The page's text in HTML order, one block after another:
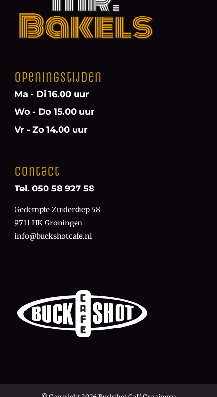
Openingstijden
Ma - Di 16.00 uur
Wo - Do 15.00 uur
Vr - Zo 14.00 uur
Contact
Tel. 050 58 927 58
Gedempte Zuiderdiep 58
9711 HK Groningen
info@buckshotcafe.nl